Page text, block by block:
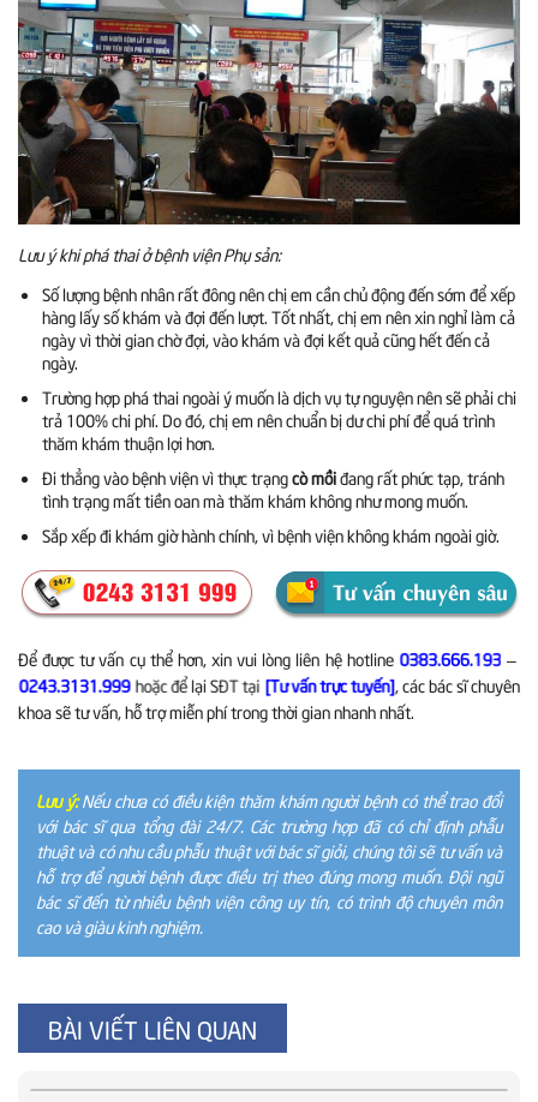
Lưu ý khi phá thai ở bệnh viện Phụ sản:
Số lượng bệnh nhân rất đông nên chị em cần chủ động đến sớm để xếp
hàng lấy số khám và đợi đến lượt. Tốt nhất, chị em nên xin nghỉ làm cả
ngày vì thời gian chờ đợi, vào khám và đợi kết quả cũng hết đến cả
ngày.
Trường hợp phá thai ngoài ý muốn là dịch vụ tự nguyện nên sẽ phải chi
trả 100% chi phí. Do đó, chị em nên chuẩn bị dư chi phí để quá trình
thăm khám thuận lợi hơn.
Đi thẳng vào bệnh viện vì thực trạngcò mồiđang rất phức tạp, tránh
tình trạng mất tiền oan mà thăm khám không như mong muốn.
Sắp xếp đi khám giờ hành chính, vì bệnh viện không khám ngoài giờ.
Để được tư vấn cụ thể hơn, xin vui lòng liên hệ hotline 0383.666.193 –
0243.3131.999 hoặc để lại SĐT tại [Tư vấn trực tuyến], các bác sĩ chuyên
khoa sẽ tư vấn, hỗ trợ miễn phí trong thời gian nhanh nhất.
Lưu ý:Nếu chưa có điều kiện thăm khám người bệnh có thể trao đổi
với bác sĩ qua tổng đài 24/7. Các trường hợp đã có chỉ định phẫu
thuật và có nhu cầu phẫu thuật với bác sĩ giỏi, chúng tôi sẽ tư vấn và
hỗ trợ để người bệnh được điều trị theo đúng mong muốn. Đội ngũ
bác sĩ đến từ nhiều bệnh viện công uy tín, có trình độ chuyên môn
cao và giàu kinh nghiệm.
BÀI VIẾT LIÊN QUAN